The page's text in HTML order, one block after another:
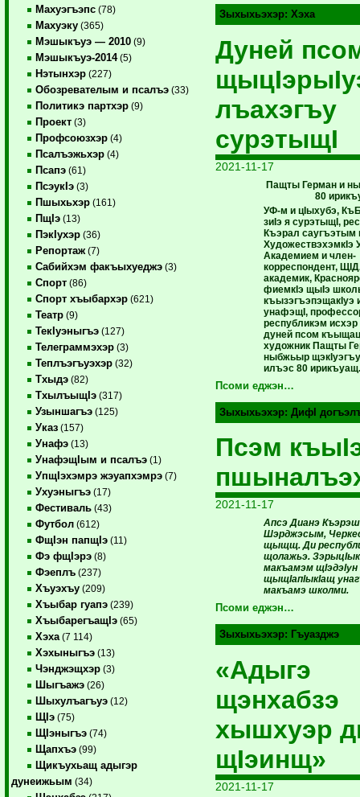
Махуэгъэпс (78)
Махуэку (365)
Мэшыкъуэ — 2010 (9)
Мэшыкъуэ-2014(5)
Нэтынхэр (227)
Обозревателым и псалъэ (33)
Политикэ партхэр (9)
Проект (3)
Профсоюзхэр (4)
Псалъэжьхэр (4)
Псапэ (61)
ПсэукIэ (3)
Пшыхьхэр (161)
ПщIэ (13)
ПэкIухэр (36)
Репортаж (7)
Сабийхэм факъыхуеджэ (3)
Спорт (86)
Спорт хъыбархэр (621)
Театр (9)
ТекIуэныгъэ (127)
Телеграммэхэр (3)
Теплъэгъуэхэр (32)
Тхыдэ (82)
ТхылъыщIэ (317)
Узыншагъэ (125)
Указ (157)
Унафэ (13)
УнафэщIым и псалъэ (1)
УпщIэхэмрэ жэуапхэмрэ (7)
Ухуэныгъэ (17)
Фестиваль (43)
Футбол (612)
ФщIэн папщIэ (11)
Фэ фщIэрэ (8)
Фэеплъ (237)
Хъуэхъу (209)
Хъыбар гуапэ (239)
ХъыбарегъащIэ (65)
Хэха (7 114)
Хэхыныгъэ (13)
Чэнджэщхэр (3)
Шыгъажэ (26)
Шыхулъагъуэ (12)
ЩIэ (75)
ЩIэныгъэ (74)
Щапхъэ (99)
Щикъухьащ адыгэр
дунеижьым (34)
Зыхыхьэхэр: Хэха
Дуней
лъахэгъу
сурэтыщI
2021-11-17
Пащты Герман и
80
УФ-м и цIыхубэ,
зиIэ я сурэтыщI,
Къэрал саугъэтым
ХудожествэхэмкIэ
Академием и член-
корреспондент,
академик,
фиемкIэ щыIэ
къызэгъэпэщакIуэ
унафэщI,
республикэм
дуней псом
художник Пащты
ныбжьыр
илъэс 80 ирикъуащ.
Псоми еджэн…
Зыхыхьэхэр: ДифI
Псэм
2021-11-17
Апсэ Дианэ
Шэрджэсым,
щыщщ. Ди
щолажьэ.
макъамэм
щыщIапIыкIащ
макъамэ школми.
Псоми еджэн…
Зыхыхьэхэр: Гъуазджэ
«Адыгэ
щэнхабзэ
хышхуэр
щIэинщ»
2021-11-17